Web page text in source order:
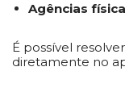
Agências
É possível
diretamente no